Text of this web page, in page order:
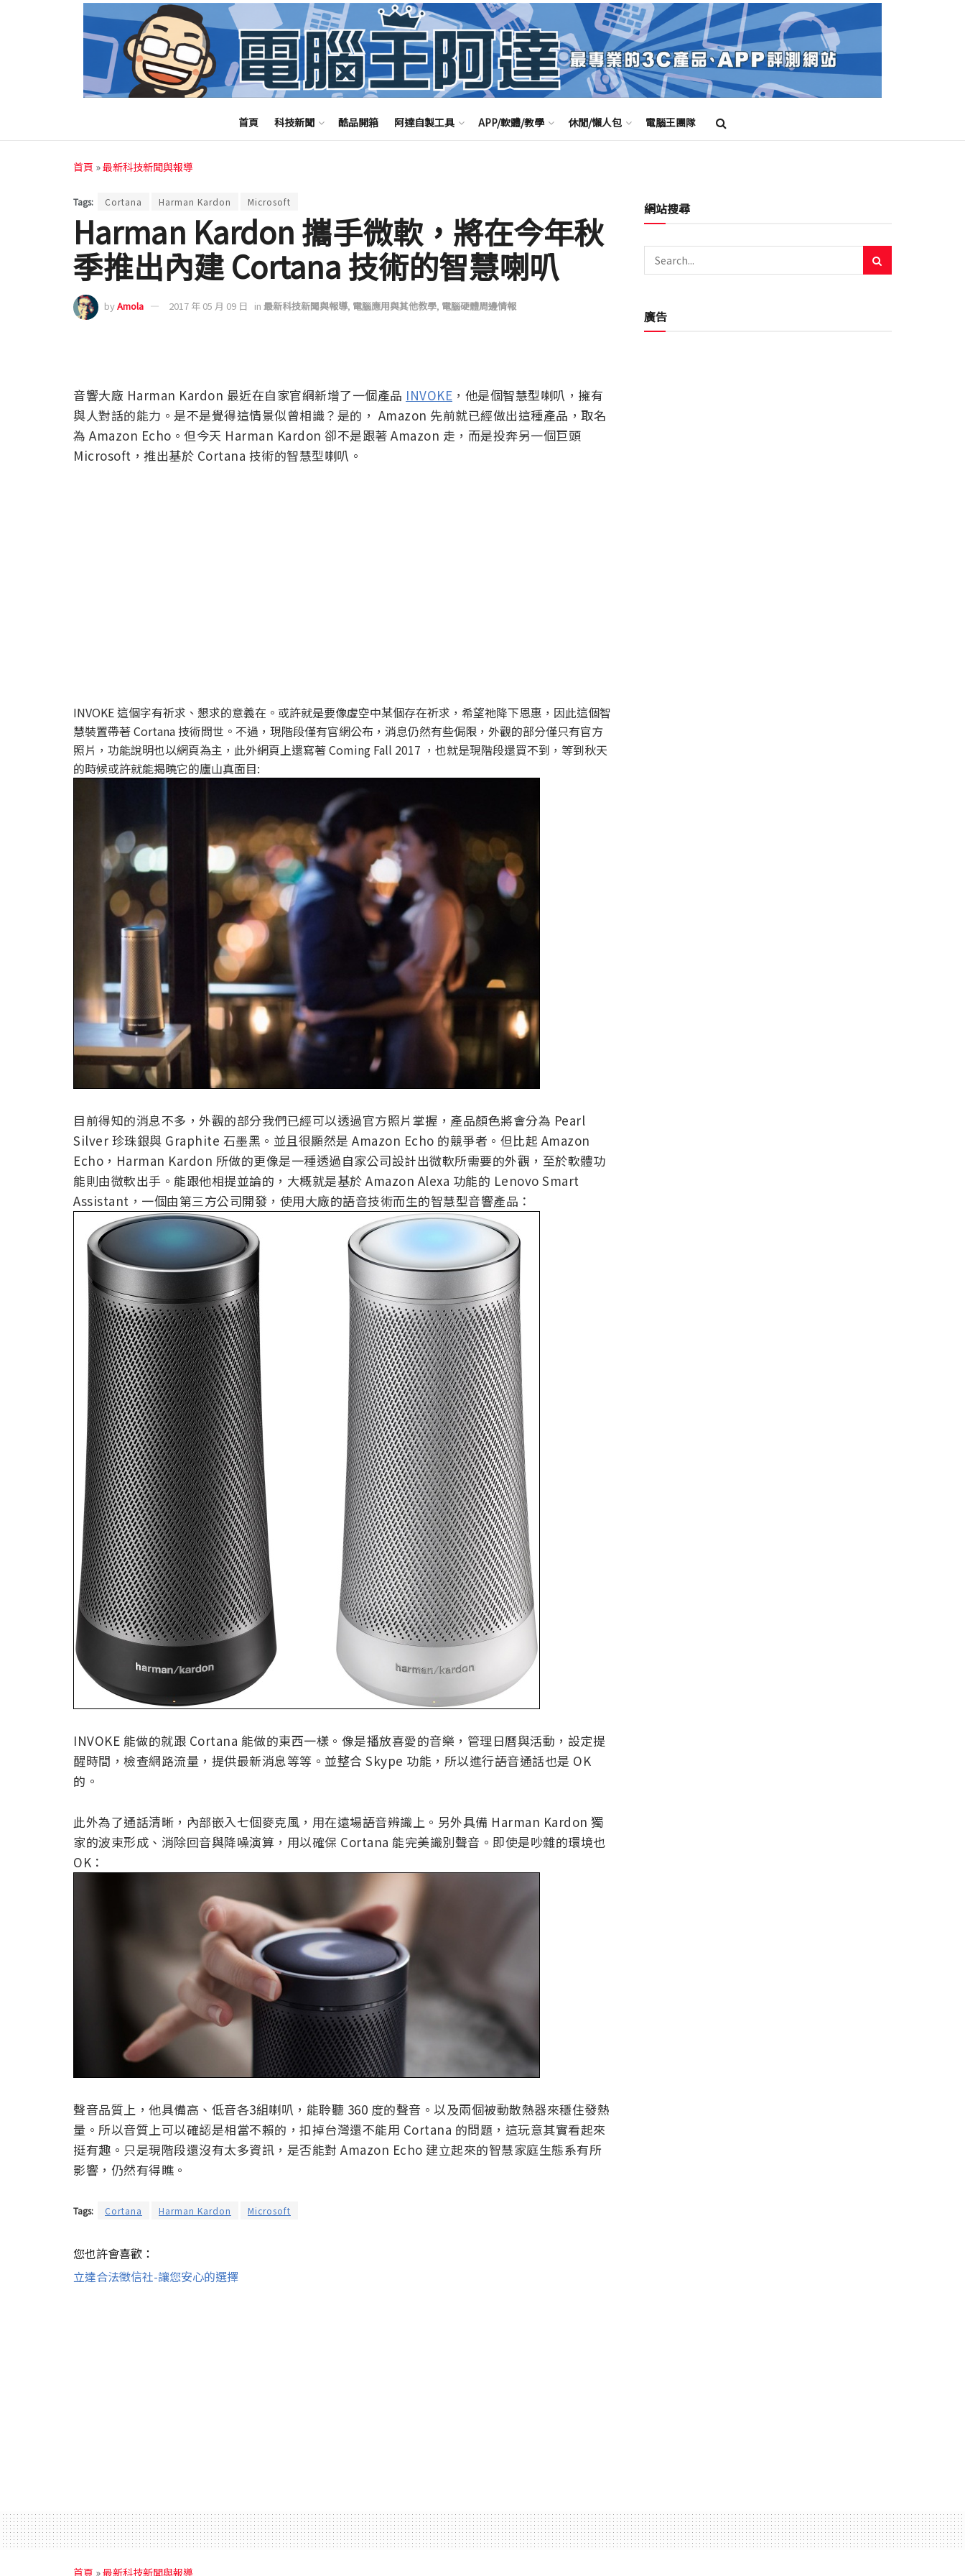
首頁 科技新聞 酷品開箱 阿達自製工具 APP/軟體/教學 休閒/懶人包 電腦王團隊
首頁 »最新科技新聞與報導
Tags: Cortana Harman Kardon Microsoft
Harman Kardon 攜手微軟，將在今年秋
季推出內建 Cortana 技術的智慧喇叭
byAmola 2017 年 05 月 09 日 in 最新科技新聞與報導, 電腦應用與其他教學, 電腦硬體周邊情報
音響大廠 Harman Kardon 最近在自家官網新增了一個產品 INVOKE ，他是個智慧型喇叭，擁有
與人對話的能力。是不是覺得這情景似曾相識？是的， Amazon 先前就已經做出這種產品，取名
為 Amazon Echo。但今天 Harman Kardon 卻不是跟著 Amazon 走，而是投奔另一個巨頭
Microsoft，推出基於 Cortana 技術的智慧型喇叭。
INVOKE 這個字有祈求、懇求的意義在。或許就是要像虛空中某個存在祈求，希望祂降下恩惠，因此這個智
慧裝置帶著 Cortana 技術問世。不過，現階段僅有官網公布，消息仍然有些侷限，外觀的部分僅只有官方
照片，功能說明也以網頁為主，此外網頁上還寫著 Coming Fall 2017 ，也就是現階段還買不到，等到秋天
的時候或許就能揭曉它的廬山真面目:
目前得知的消息不多，外觀的部分我們已經可以透過官方照片掌握，產品顏色將會分為 Pearl
Silver 珍珠銀與 Graphite 石墨黑。並且很顯然是 Amazon Echo 的競爭者。但比起 Amazon
Echo，Harman Kardon 所做的更像是一種透過自家公司設計出微軟所需要的外觀，至於軟體功
能則由微軟出手。能跟他相提並論的，大概就是基於 Amazon Alexa 功能的 Lenovo Smart
Assistant，一個由第三方公司開發，使用大廠的語音技術而生的智慧型音響產品：
INVOKE 能做的就跟 Cortana 能做的東西一樣。像是播放喜愛的音樂，管理日曆與活動，設定提
醒時間，檢查網路流量，提供最新消息等等。並整合 Skype 功能，所以進行語音通話也是 OK
的。
此外為了通話清晰，內部嵌入七個麥克風，用在遠場語音辨識上。另外具備 Harman Kardon 獨
家的波束形成、消除回音與降噪演算，用以確保 Cortana 能完美識別聲音。即使是吵雜的環境也
OK：
聲音品質上，他具備高、低音各3組喇叭，能聆聽 360 度的聲音。以及兩個被動散熱器來穩住發熱
量。所以音質上可以確認是相當不賴的，扣掉台灣還不能用 Cortana 的問題，這玩意其實看起來
挺有趣。只是現階段還沒有太多資訊，是否能對 Amazon Echo 建立起來的智慧家庭生態系有所
影響，仍然有得瞧。
Tags: Cortana Harman Kardon Microsoft
您也許會喜歡：
立達合法徵信社-讓您安心的選擇
網站搜尋
廣告
首頁 »最新科技新聞與報導